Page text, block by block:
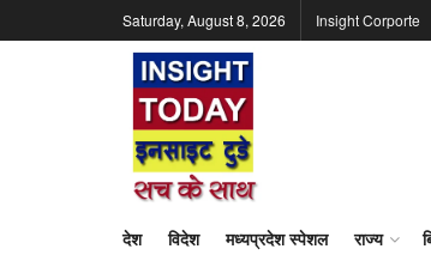
Saturday, August 8, 2026 Insight Corporte
देश विदेश मध्यप्रदेश स्पेशल राज्य